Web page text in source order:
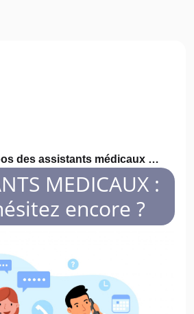
des assistants médicaux …
MEDICAUX :
encore ?